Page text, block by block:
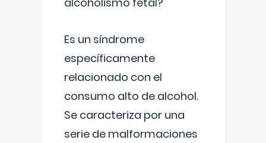
Es un síndrome
específicamente
relacionado con el
consumo alto de alcohol.
Se caracteriza por una
serie de malformaciones